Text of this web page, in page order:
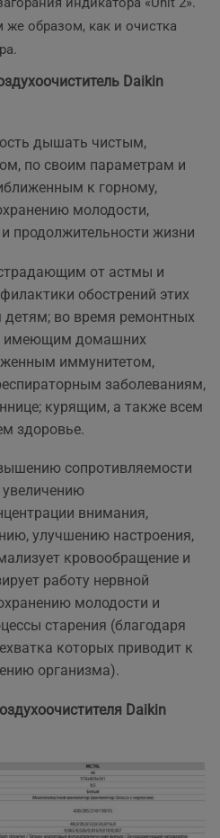
образом, как и очистка
Daikin
дышать чистым,
по своим параметрам и
к горному,
молодости,
продолжительности жизни
от астмы и
обострений этих
детям; во время ремонтных
имеющим домашних
иммунитетом,
заболеваниям,
курящим, а также всем
здоровье.
сопротивляемости
внимания,
улучшению настроения,
кровообращение и
работу нервной
молодости и
старения (благодаря
которых приводит к
организма).
Daikin